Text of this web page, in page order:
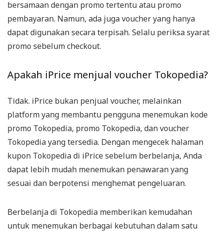
bersamaan dengan promo tertentu atau promo
pembayaran. Namun, ada juga voucher yang hanya
dapat digunakan secara terpisah. Selalu periksa syarat
promo sebelum checkout.
Apakah iPrice menjual voucher Tokopedia?
Tidak. iPrice bukan penjual voucher, melainkan
platform yang membantu pengguna menemukan kode
promo Tokopedia, promo Tokopedia, dan voucher
Tokopedia yang tersedia. Dengan mengecek halaman
kupon Tokopedia di iPrice sebelum berbelanja, Anda
dapat lebih mudah menemukan penawaran yang
sesuai dan berpotensi menghemat pengeluaran.
Berbelanja di Tokopedia memberikan kemudahan
untuk menemukan berbagai kebutuhan dalam satu